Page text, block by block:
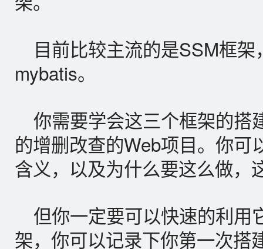
目前比较主流的是SSM框
mybatis。
你需要学会这三个框架的搭
的增删改查的Web项目。你可
含义，以及为什么要这么做，
但你一定要可以快速的利用
架，你可以记录下你第一次搭